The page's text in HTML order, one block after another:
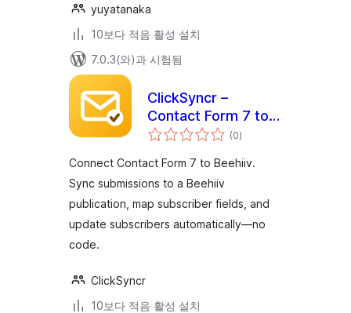
yuyatanaka
10보다 적음 활성 설치
7.0.3(와)과 시험됨
ClickSyncr –
Contact Form 7 to
Beehiiv
(0전
체
점
)
Connect Contact Form 7 to Beehiiv.
Sync submissions to a Beehiiv
publication, map subscriber fields, and
update subscribers automatically—no
code.
ClickSyncr
10보다 적음 활성 설치